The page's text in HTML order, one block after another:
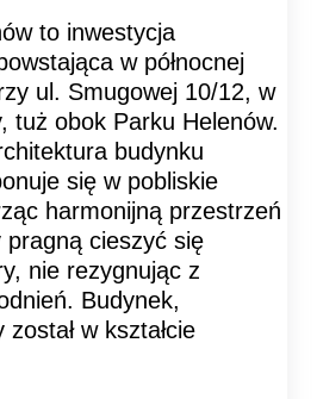
to inwestycja
w północnej
ul. Smugowej 10/12, w
tuż obok Parku Helenów.
budynku
się w pobliskie
harmonijną przestrzeń
cieszyć się
nie rezygnując z
Budynek,
w kształcie